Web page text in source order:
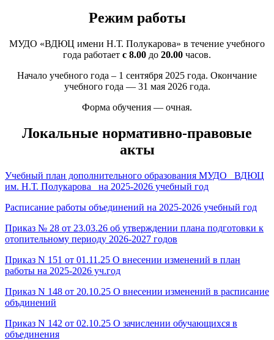
Режим работы
МУДО «ВДЮЦ имени Н.Т. Полукарова» в течение учебного
года работает с 8.00 до 20.00 часов.
Начало учебного года – 1 сентября 2025 года. Окончание
учебного года — 31 мая 2026 года.
Форма обучения — очная.
Локальные нормативно-правовые
акты
Учебный план дополнительного образования МУДО _ВДЮЦ
им. Н.Т. Полукарова_ на 2025-2026 учебный год
Расписание работы объединений на 2025-2026 учебный год
Приказ № 28 от 23.03.26 об утверждении плана подготовки к
отопительному периоду 2026-2027 годов
Приказ N 151 от 01.11.25 О внесении изменений в план
работы на 2025-2026 уч.год
Приказ N 148 от 20.10.25 О внесении изменений в расписание
объдинений
Приказ N 142 от 02.10.25 О зачислении обучающихся в
объединения